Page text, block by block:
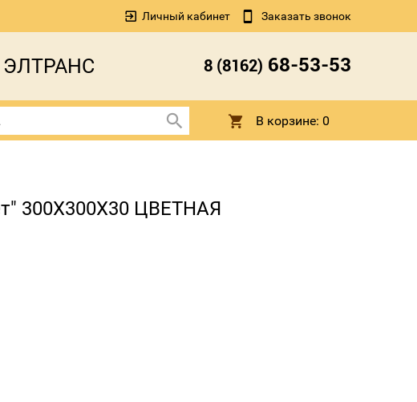
Личный кабинет Заказать звонок
8 (8162) 68-53-53
В корзине: 0
300Х300Х30 ЦВЕТНАЯ